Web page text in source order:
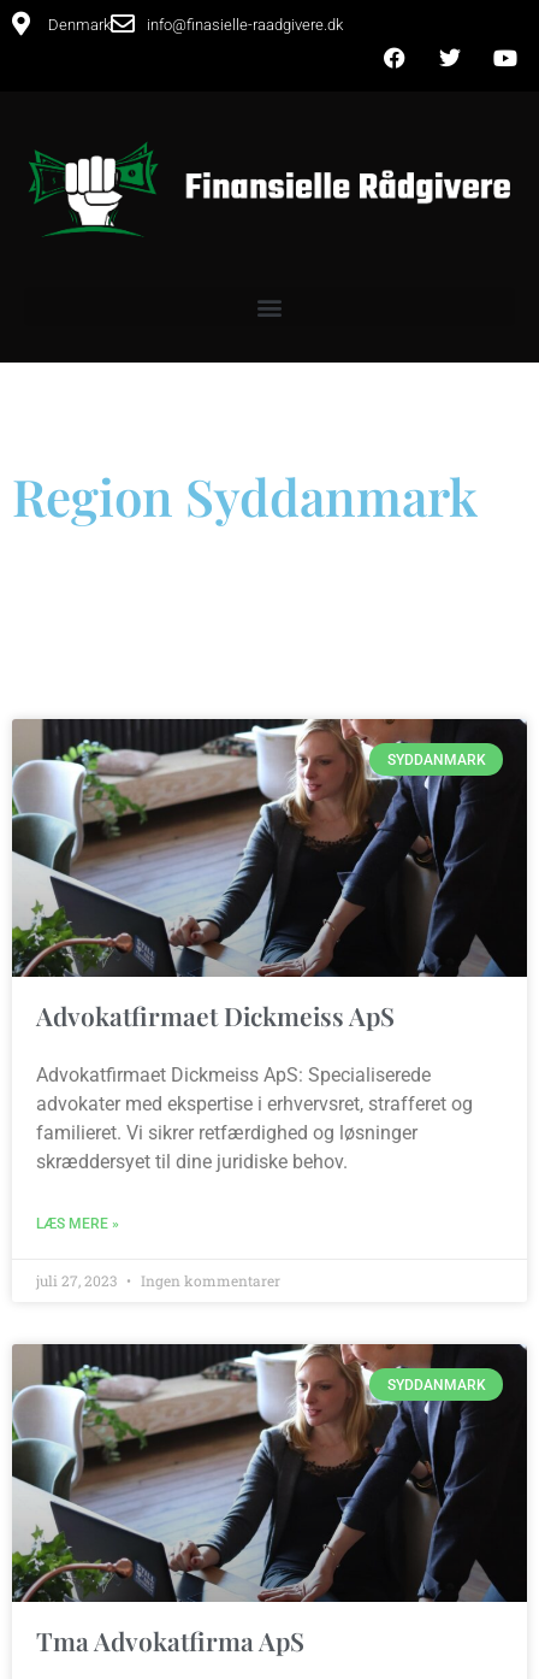
Denmark info@finasielle-raadgivere.dk
Region Syddanmark
SYDDANMARK
Advokatfirmaet Dickmeiss ApS
Advokatfirmaet Dickmeiss ApS: Specialiserede
advokater med ekspertise i erhvervsret, strafferet og
familieret. Vi sikrer retfærdighed og løsninger
skræddersyet til dine juridiske behov.
LÆS MERE »
juli 27, 2023 Ingen kommentarer
SYDDANMARK
Tma Advokatfirma ApS